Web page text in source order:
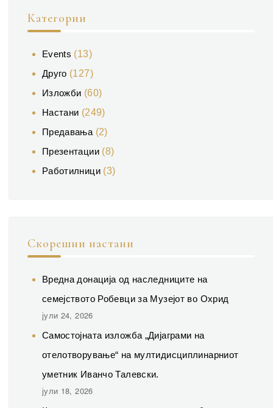
Категории
Events (13)
Друго (127)
Изложби (60)
Настани (249)
Предавања (2)
Презентации(8)
Работилници(3)
Скорешни настани
Вредна донација од наследниците на
семејството Робевци за Музејот во Охрид
јули 24, 2026
Самостојната изложба „Дијаграми на
отелотворување“ на мултидисциплинарниот
уметник Иванчо Талевски.
јули 18, 2026